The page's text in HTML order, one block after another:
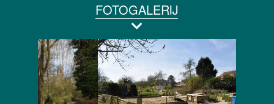
FOTOGALERIJ